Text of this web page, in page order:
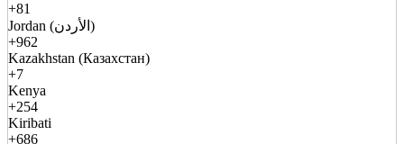
+81
Jordan (الأردن)
+962
Kazakhstan (Казахстан)
+7
Kenya
+254
Kiribati
+686